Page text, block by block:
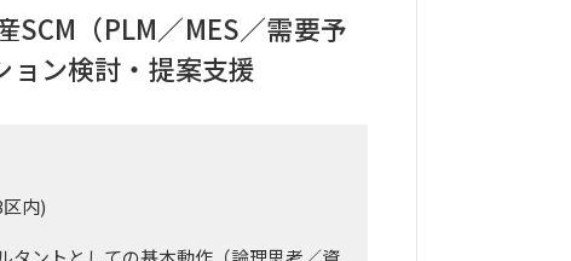
発部門のブリッジ役
ンサルファームメンバーとの協働
ファーム
（プラント企業）
長期想定）
SCM（PLM／MES／需要予
ョン検討・提案支援
内)